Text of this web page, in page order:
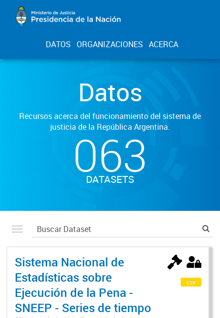
DATOS ORGANIZACIONES ACERCA
Datos
Recursos acerca del funcionamiento del sistema de
justicia de la República Argentina.
063
DATASETS
Sistema Nacional de
Estadísticas sobre
Ejecución de la Pena -
SNEEP - Series de tiempo
csv